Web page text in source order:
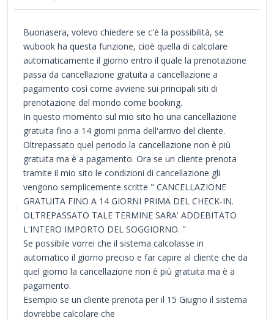
Buonasera, volevo chiedere se c'è la possibilità, se
wubook ha questa funzione, cioè quella di calcolare
automaticamente il giorno entro il quale la prenotazione
passa da cancellazione gratuita a cancellazione a
pagamento così come avviene sui principali siti di
prenotazione del mondo come booking.
In questo momento sul mio sito ho una cancellazione
gratuita fino a 14 giorni prima dell'arrivo del cliente.
Oltrepassato quel periodo la cancellazione non è più
gratuita ma è a pagamento. Ora se un cliente prenota
tramite il mio sito le condizioni di cancellazione gli
vengono semplicemente scritte " CANCELLAZIONE
GRATUITA FINO A 14 GIORNI PRIMA DEL CHECK-IN.
OLTREPASSATO TALE TERMINE SARA' ADDEBITATO
L'INTERO IMPORTO DEL SOGGIORNO. "
Se possibile vorrei che il sistema calcolasse in
automatico il giorno preciso e far capire al cliente che da
quel giorno la cancellazione non è più gratuita ma è a
pagamento.
Esempio se un cliente prenota per il 15 Giugno il sistema
dovrebbe calcolare che